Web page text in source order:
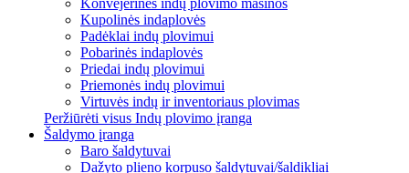
Konvejerinės indų plovimo mašinos
Kupolinės indaplovės
Padėklai indų plovimui
Pobarinės indaplovės
Priedai indų plovimui
Priemonės indų plovimui
Virtuvės indų ir inventoriaus plovimas
Peržiūrėti visus Indų plovimo įranga
Šaldymo įranga
Baro šaldytuvai
Dažyto plieno korpuso šaldytuvai/šaldikliai